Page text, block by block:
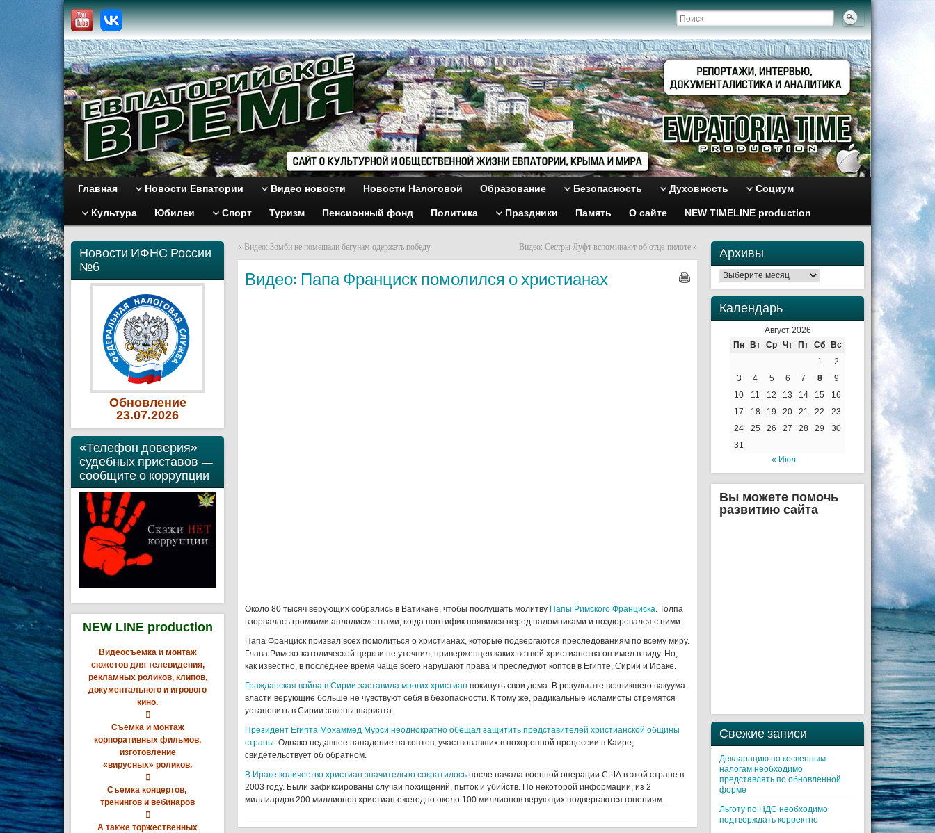
Главная Новости Евпатории Видео новости Новости Налоговой Образование Безопасность Духовность Социум
Культура Юбилеи Спорт Туризм Пенсионный фонд Политика Праздники Память О сайте NEW TIMELINE production
Новости ИФНС России
№6
Обновление
23.07.2026
«Телефон доверия»
судебных приставов —
сообщите о коррупции
NEW LINE production
Видеосъемка и монтаж
сюжетов для телевидения,
рекламных роликов, клипов,
документального и игрового
кино.

Съемка и монтаж
корпоративных фильмов,
изготовление
«вирусных» роликов.

Съемка концертов,
тренингов и вебинаров

А также торжественных
« Видео: Зомби не помешали бегунам одержать победу Видео: Сестры Луфт вспоминают об отце-пилоте »
Видео: Папа Франциск помолился о христианах
Около 80 тысяч верующих собрались в Ватикане, чтобы послушать молитву Папы Римского Франциска. Толпа
взорвалась громкими аплодисментами, когда понтифик появился перед паломниками и поздоровался с ними.
Папа Франциск призвал всех помолиться о христианах, которые подвергаются преследованиям по всему миру.
Глава Римско-католической церкви не уточнил, приверженцев каких ветвей христианства он имел в виду. Но,
как известно, в последнее время чаще всего нарушают права и преследуют коптов в Египте, Сирии и Ираке.
Гражданская война в Сирии заставила многих христиан покинуть свои дома. В результате возникшего вакуума
власти верующие больше не чувствуют себя в безопасности. К тому же, радикальные исламисты стремятся
установить в Сирии законы шариата.
Президент Египта Мохаммед Мурси неоднократно обещал защитить представителей христианской общины
страны. Однако недавнее нападение на коптов, участвовавших в похоронной процессии в Каире,
свидетельствует об обратном.
В Ираке количество христиан значительно сократилось после начала военной операции США в этой стране в
2003 году. Были зафиксированы случаи похищений, пыток и убийств. По некоторой информации, из 2
миллиардов 200 миллионов христиан ежегодно около 100 миллионов верующих подвергаются гонениям.
Архивы
Архивы
Календарь
Август 2026
Пн
Вт Ср Чт Пт Сб
Вс
1
2
3
4 5 6 7 8
9
10
11 12 13 14 15
16
17
18 19 20 21 22
23
24
25 26 27 28 29
30
31
« Июл
Вы можете помочь
развитию сайта
Свежие записи
Декларацию по косвенным
налогам необходимо
представлять по обновленной
форме
Льготу по НДС необходимо
подтверждать корректно